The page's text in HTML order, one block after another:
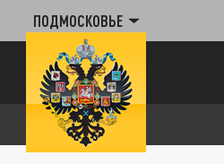
ПОДМОСКОВЬЕ